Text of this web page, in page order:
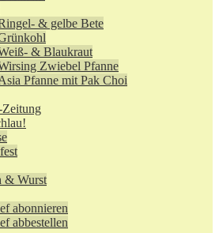
& gelbe Bete
& Blaukraut
Zwiebel Pfanne
Pfanne mit Pak Choi
& Wurst
abonnieren
abbestellen